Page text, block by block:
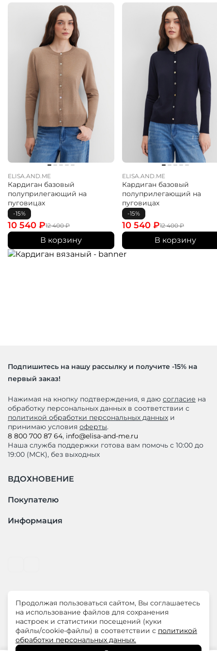
ELISA.AND.ME
Кардиган базовый
полуприлегающий на
пуговицах
-15%
12 400₽
10 540 ₽
В корзину
ELISA.AND.ME
Кардиган базовый
полуприлегающий на
пуговицах
-15%
12 400₽
10 540 ₽
В корзину
Подпишитесь на нашу рассылку и получите -15% на
первый заказ!
Нажимая на кнопку подтверждения, я даю согласие на
обработку персональных данных в соответствии с
политикой обработки персональных данных и
принимаю условия оферты.
8 800 700 87 64, info@elisa-and-me.ru
Наша служба поддержки готова вам помочь с 10:00 до
19:00 (МСК), без выходных
ВДОХНОВЕНИЕ
Покупателю
Информация
© ООО "ЛиМ Холдинг" 2026
ELISA.AND.ME – элегантная премиум одежда для
современных женщин
Продолжая пользоваться сайтом, Вы соглашаетесь
на использование файлов для сохранения
настроек и статистики посещений (куки
файлы/cookie-файлы) в соответствии с политикой
обработки персональных данных.